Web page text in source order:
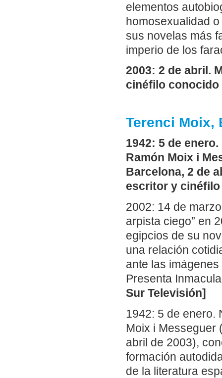
elementos
homosexualidad
sus novelas más
imperio de los
2003: 2 de abril.
cinéfilo conocido
Terenci Moix,
1942: 5 de
Ramón Moix i
Barcelona, 2 de
escritor y cinéfilo
2002: 14 de
arpista ciego” en
egipcios de su
una relación
ante las
Presenta
Sur Televisión]
1942: 5 de enero.
Moix i Messeguer
abril de 2003),
formación
de la literatura